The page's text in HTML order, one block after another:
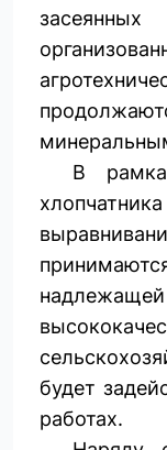
В
будет
работах.